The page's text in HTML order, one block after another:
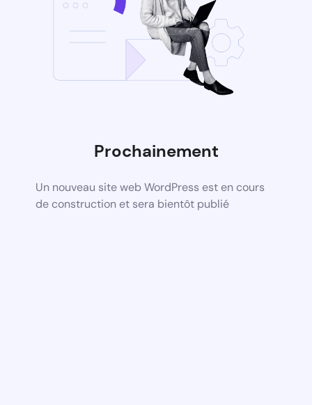
Prochainement
Un nouveau site web WordPress est en cours
de construction et sera bientôt publié